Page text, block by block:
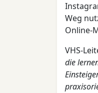
Weg
Online-
VHS-
die